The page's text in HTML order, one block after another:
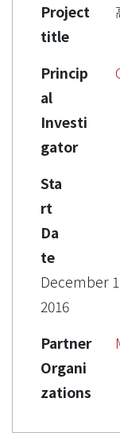
Project
title
Princip
al
Investi
gator
Sta
rt
Da
te
December
2016
Partner
Organi
zations